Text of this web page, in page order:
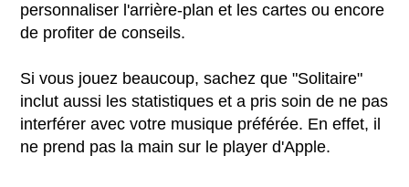
personnaliser l'arrière-plan et les cartes ou encore
de profiter de conseils.
Si vous jouez beaucoup, sachez que "Solitaire"
inclut aussi les statistiques et a pris soin de ne pas
interférer avec votre musique préférée. En effet, il
ne prend pas la main sur le player d'Apple.